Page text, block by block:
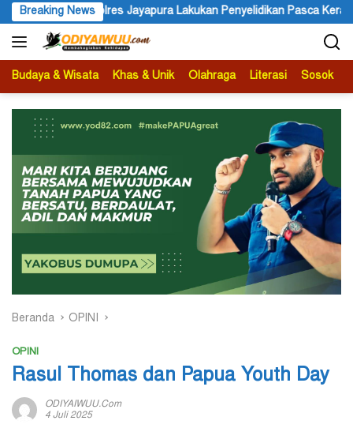
Langsung
ke
konten
Breaking News
Penyelidikan Pasca Keracunan Akibat Dugaan Menu MBG di
Budaya & Wisata Khas & Unik Olahraga Literasi Sosok
Beranda OPINI
OPINI
Rasul Thomas dan Papua Youth Day
ODIYAIWUU.com
4 Juli 2025